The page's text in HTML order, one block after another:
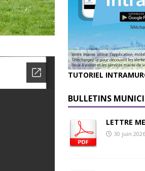
TUTORIEL
BULLETINS
LETTRE
30 juin 2026